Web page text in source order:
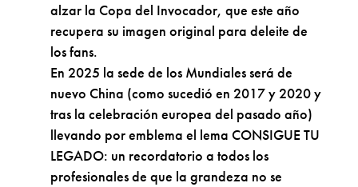
alzar la Copa del Invocador, que este año
recupera su imagen original para deleite de
los fans.
En 2025 la sede de los Mundiales será de
nuevo China (como sucedió en 2017 y 2020 y
tras la celebración europea del pasado año)
llevando por emblema el lema CONSIGUE TU
LEGADO: un recordatorio a todos los
profesionales de que la grandeza no se